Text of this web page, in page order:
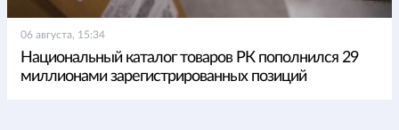
06 августа, 15:34
Национальный каталог товаров РК пополнился 29
миллионами зарегистрированных позиций